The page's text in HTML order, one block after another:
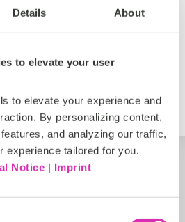
Details About
to elevate your user
to elevate your experience and
By personalizing content,
and analyzing our traffic,
experience tailored for you.
Notice | Imprint